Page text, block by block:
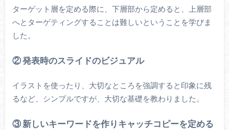
ターゲット層を定める際に、下層部から定めると、上層部
へとターゲティングすることは難しいということを学びま
した。
② 発表時のスライドのビジュアル
イラストを使ったり、大切なところを強調すると印象に残
るなど、シンプルですが、大切な基礎を教わりました。
③ 新しいキーワードを作りキャッチコピーを定める